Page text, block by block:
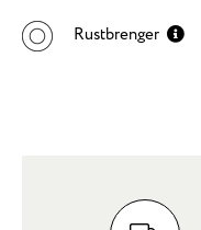
Rustbrenger